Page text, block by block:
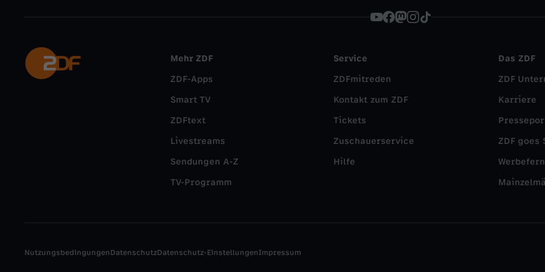
Mehr ZDF
ZDF-Apps
Smart TV
ZDFtext
Livestreams
Sendungen A-Z
TV-Programm
Service
ZDFmitreden
Kontakt zum ZDF
Tickets
Zuschauerservice
Hilfe
Das ZDF
ZDF
Karriere
ZDF goes
NutzungsbedingungenDatenschutzDatenschutz-EinstellungenImpressum